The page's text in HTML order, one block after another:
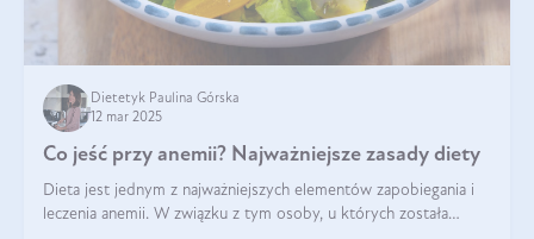
Dietetyk Paulina Górska
12 mar 2025
Co jeść przy anemii? Najważniejsze zasady diety
Dieta jest jednym z najważniejszych elementów zapobiegania i
leczenia anemii. W związku z tym osoby, u których została